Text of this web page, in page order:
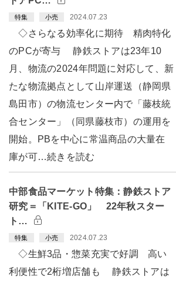
特集 小売 2024.07.23
◇さらなる効率化に期待 精肉特化
のPCが寄与 静鉄ストアは23年10
月、物流の2024年問題に対応して、新
たな物流拠点として山岸運送（静岡県
島田市）の物流センター内で「藤枝統
合センター」（同県藤枝市）の運用を
開始。PBを中心に常温商品の大量在
庫が可…続きを読む
中部食品マーケット特集：静鉄ストア
研究＝「KITE-GO」 22年秋スター
ト…
特集 小売 2024.07.23
◇生鮮3品・惣菜充実で好調 高い
利便性で2桁増店舗も 静鉄ストアは